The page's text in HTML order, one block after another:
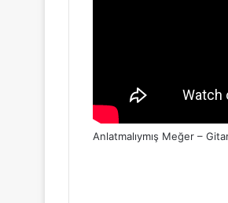
Anlatmalıymış Meğer –